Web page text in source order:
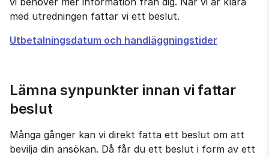
med utredningen fattar vi ett beslut.
Utbetalningsdatum och handläggningstider
Lämna synpunkter innan vi fattar
beslut
Många gånger kan vi direkt fatta ett beslut om att
bevilja din ansökan. Då får du ett beslut i form av ett